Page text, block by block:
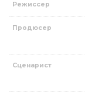
Режиссер
Продюсер
Сценарист